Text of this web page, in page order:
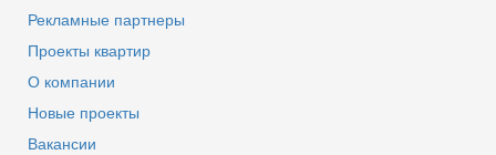
Рекламные партнеры
Проекты квартир
О компании
Новые проекты
Вакансии